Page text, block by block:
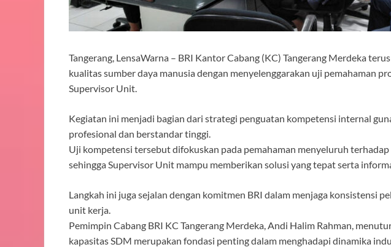
Tangerang, LensaWarna – BRI Kantor Cabang (KC) Tangerang Merdeka
kualitas sumber daya manusia dengan menyelenggarakan uji pemahaman
Supervisor Unit.
Kegiatan ini menjadi bagian dari strategi penguatan kompetensi internal
profesional dan berstandar tinggi.
Uji kompetensi tersebut difokuskan pada pemahaman menyeluruh terhadap
sehingga Supervisor Unit mampu memberikan solusi yang tepat serta
Langkah ini juga sejalan dengan komitmen BRI dalam menjaga konsistensi
unit kerja.
Pemimpin Cabang BRI KC Tangerang Merdeka, Andi Halim Rahman,
kapasitas SDM merupakan fondasi penting dalam menghadapi dinamika